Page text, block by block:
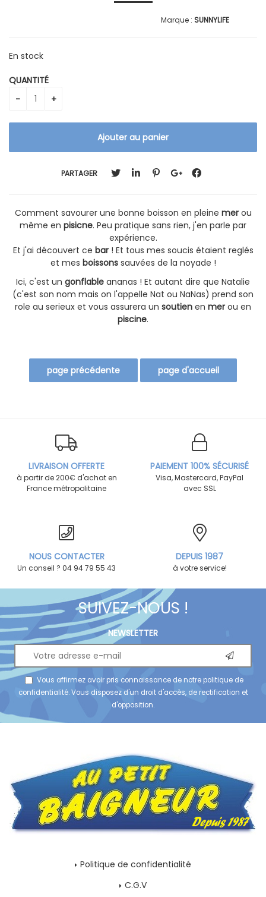
SUNNYLIFE
En stock
QUANTITÉ
PARTAGER
Comment savourer une bonne boisson en pleine merou
même en pisicne. Peu pratique sans rien, j'en parle par
expérience.
Et j'ai découvert ce bar! Et tous mes soucis étaient reglés
et mes boissonssauvées de la noyade !
Ici, c'est un gonflable ananas ! Et autant dire que Natalie
(c'est son nom mais on l'appelle Nat ou NaNas) prend son
role au serieux et vous assurera un soutien en mer ou en
piscine.
LIVRAISON OFFERTE
à partir de 200€ d'achat en
France métropolitaine
PAIEMENT 100% SÉCURISÉ
Visa, Mastercard, PayPal
avec SSL
NOUS CONTACTER
Un conseil ? 04 94 79 55 43
DEPUIS 1987
à votre service!
SUIVEZ-NOUS !
NEWSLETTER
Vous affirmez avoir pris connaissance de notre politique de
confidentialité. Vous disposez d'un droit d'accès, de rectification et
d'opposition.
Politique de confidentialité
C.G.V